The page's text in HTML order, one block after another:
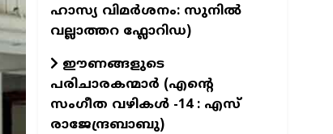
ഹാസ്യ വിമർശനം: സുനിൽ
വല്ലാത്തറ ഫ്ലോറിഡ)
ഈണങ്ങളുടെ
പരിചാരകന്മാര്‍ (എന്‍റെ
സംഗീത വഴികള്‍ -14 : എസ്
രാജേന്ദ്രബാബു)